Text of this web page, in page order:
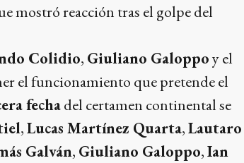
mostró reacción tras el golpe del
Colidio, Giuliano Galoppoy el
el funcionamiento que pretende el
fechadel certamen continental se
,Lucas Martínez Quarta,Lautaro
Galván, Giuliano Galoppo,Ian